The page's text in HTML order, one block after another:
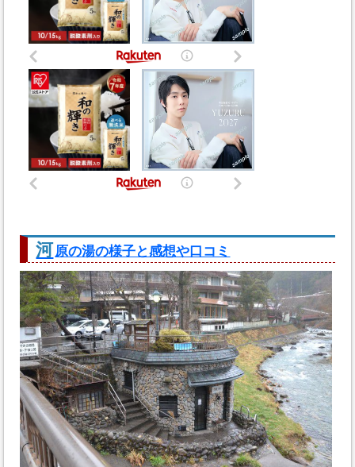
河原の湯の様子と感想や口コミ